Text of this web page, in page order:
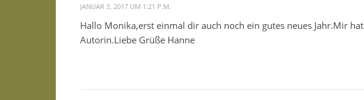
JANUAR 3, 2017 UM 1:21 P.M.
Hallo Monika,erst einmal dir auch noch ein gutes neues Jahr.Mir
Autorin.Liebe Grüße Hanne